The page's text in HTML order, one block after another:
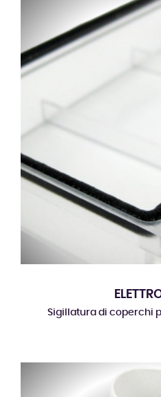
Sigillatura di coperchi